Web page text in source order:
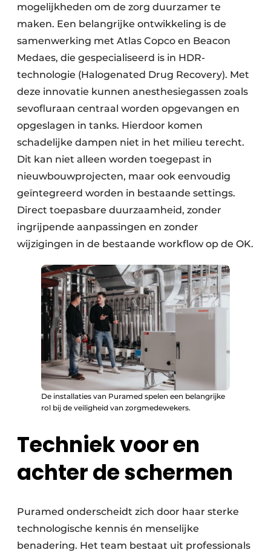
mogelijkheden om de zorg duurzamer te
maken. Een belangrijke ontwikkeling is de
samenwerking met Atlas Copco en Beacon
Medaes, die gespecialiseerd is in HDR-
technologie (Halogenated Drug Recovery). Met
deze innovatie kunnen anesthesiegassen zoals
sevofluraan centraal worden opgevangen en
opgeslagen in tanks. Hierdoor komen
schadelijke dampen niet in het milieu terecht.
Dit kan niet alleen worden toegepast in
nieuwbouwprojecten, maar ook eenvoudig
geïntegreerd worden in bestaande settings.
Direct toepasbare duurzaamheid, zonder
ingrijpende aanpassingen en zonder
wijzigingen in de bestaande workflow op de OK.
De installaties van Puramed spelen een belangrijke
rol bij de veiligheid van zorgmedewekers.
Techniek voor en
achter de schermen
Puramed onderscheidt zich door haar sterke
technologische kennis én menselijke
benadering. Het team bestaat uit professionals